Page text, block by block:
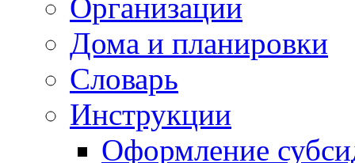
Организации
Дома и планировки
Словарь
Инструкции
Оформление